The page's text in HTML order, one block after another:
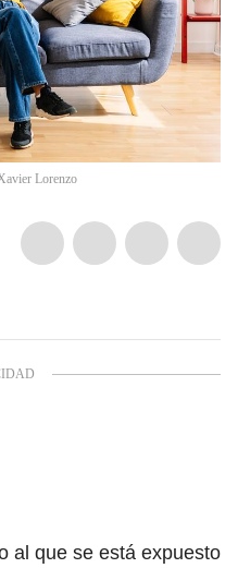
Lorenzo
al que se está expuesto